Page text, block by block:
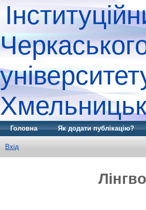
Головна Як додати публікацію?
Вхід